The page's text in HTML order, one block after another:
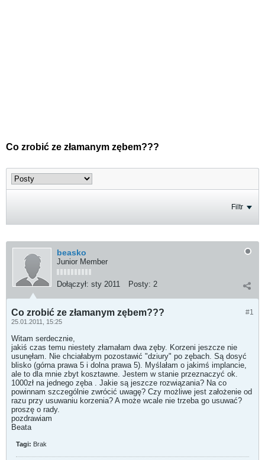
Co zrobić ze złamanym zębem???
Filtr
beasko
Junior Member
Dołączył: sty 2011 Posty: 2
#1
Co zrobić ze złamanym zębem???
25.01.2011, 15:25
Witam serdecznie,
jakiś czas temu niestety złamałam dwa zęby. Korzeni jeszcze nie
usunęłam. Nie chciałabym pozostawić "dziury" po zębach. Są dosyć
blisko (górna prawa 5 i dolna prawa 5). Myślałam o jakimś implancie,
ale to dla mnie zbyt kosztawne. Jestem w stanie przeznaczyć ok.
1000zł na jednego zęba . Jakie są jeszcze rozwiązania? Na co
powinnam szczególnie zwrócić uwagę? Czy możliwe jest założenie od
razu przy usuwaniu korzenia? A może wcale nie trzeba go usuwać?
proszę o rady.
pozdrawiam
Beata
Tagi: Brak